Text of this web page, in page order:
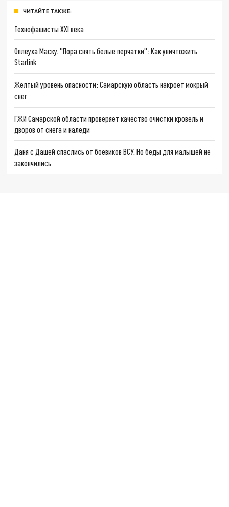
ЧИТАЙТЕ ТАКЖЕ:
Технофашисты XXI века
Оплеуха Маску. "Пора снять белые перчатки": Как уничтожить
Starlink
Желтый уровень опасности: Самарскую область накроет мокрый
снег
ГЖИ Самарской области проверяет качество очистки кровель и
дворов от снега и наледи
Даня с Дашей спаслись от боевиков ВСУ. Но беды для малышей не
закончились